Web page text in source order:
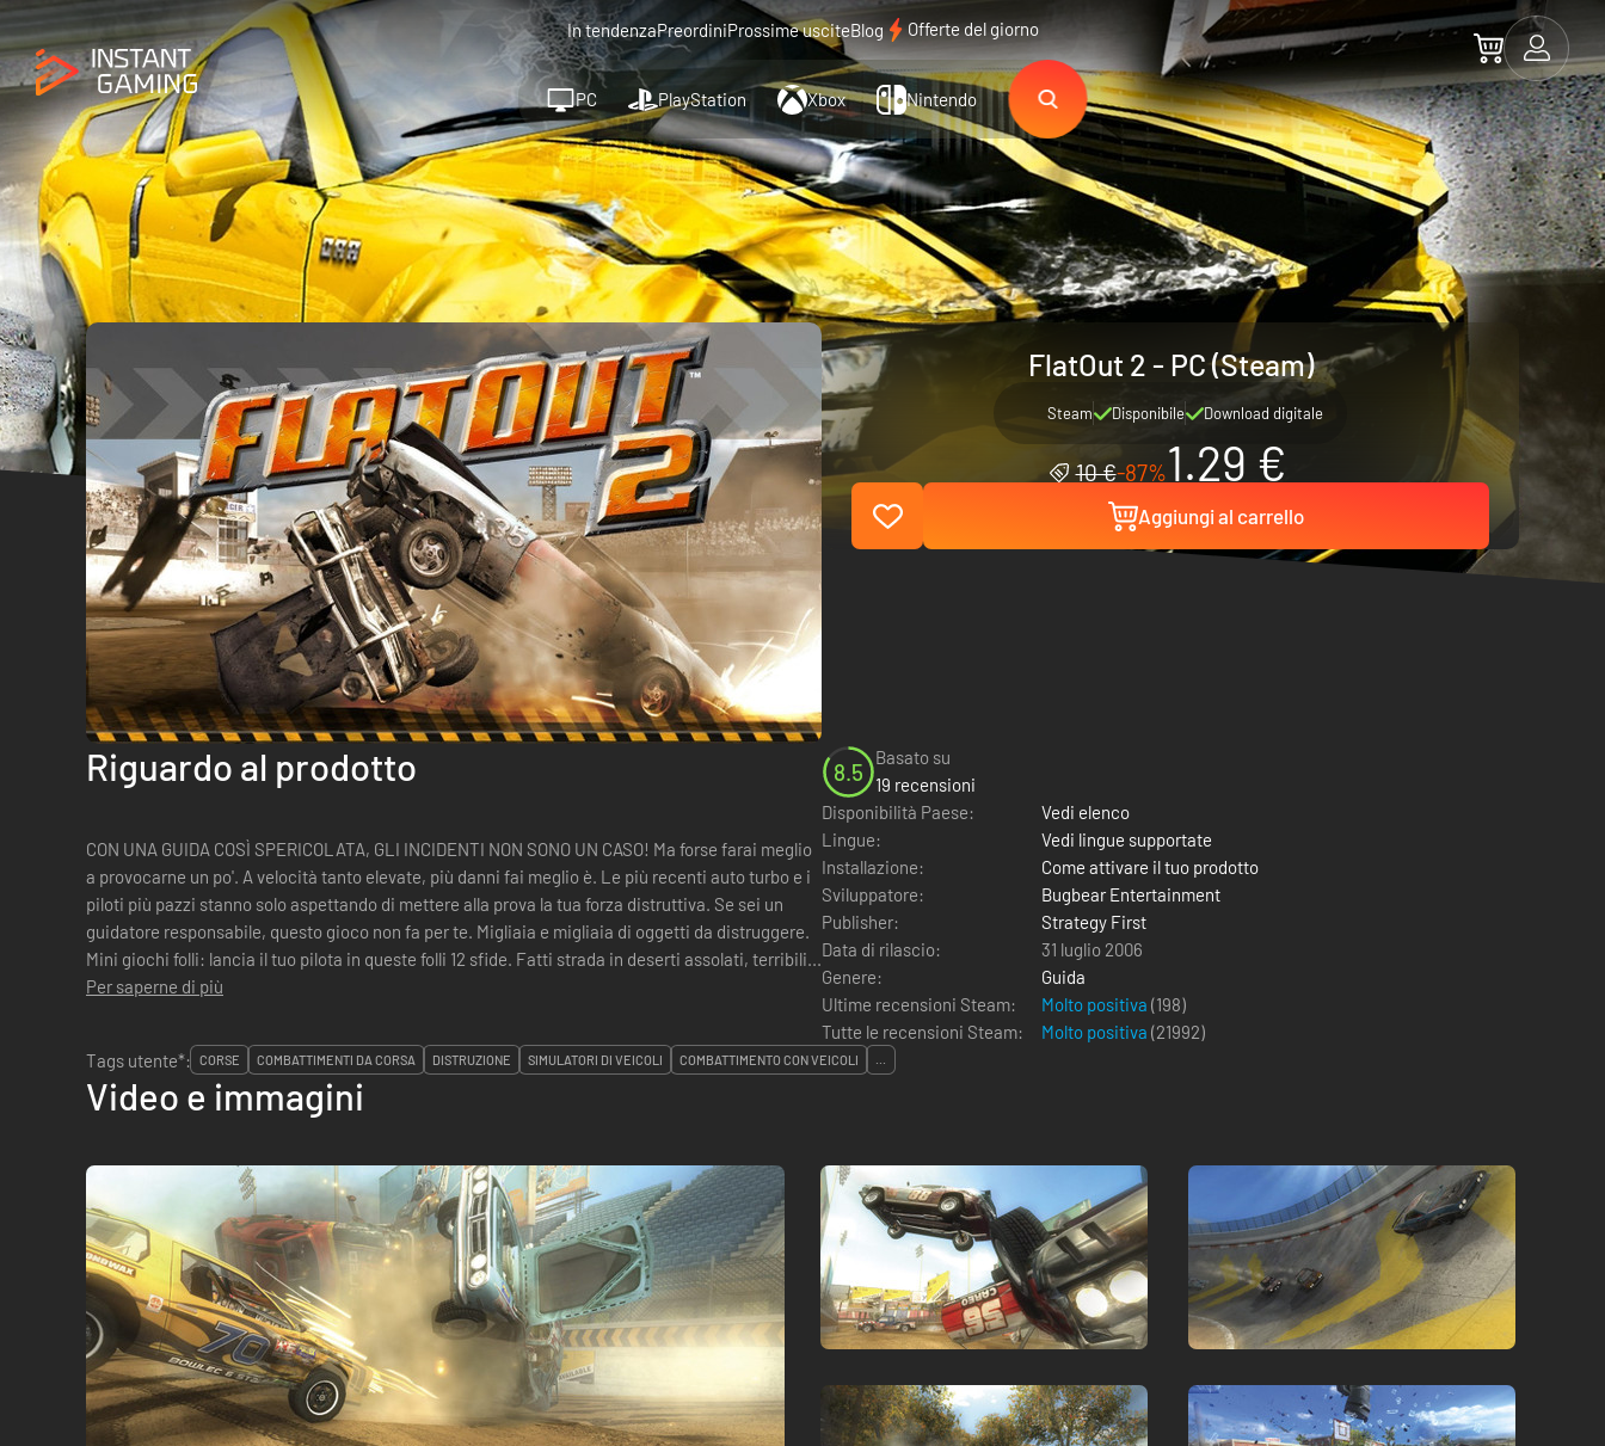
In tendenzaPreordiniProssime usciteBlog Offerte del giorno
PC PlayStation Xbox Nintendo
FlatOut 2 - PC (Steam)
Steam Disponibile Download digitale
10 €-87%1.29 €
Aggiungi al carrello
Riguardo al prodotto
CON UNA GUIDA COSÌ SPERICOLATA, GLI INCIDENTI NON SONO UN CASO! Ma forse farai meglio
a provocarne un po'. A velocità tanto elevate, più danni fai meglio è. Le più recenti auto turbo e i
piloti più pazzi stanno solo aspettando di mettere alla prova la tua forza distruttiva. Se sei un
guidatore responsabile, questo gioco non fa per te. Migliaia e migliaia di oggetti da distruggere.
Mini giochi folli: lancia il tuo pilota in queste folli 12 sfide. Fatti strada in deserti assolati, terribili...
Per saperne di più
8.5
Basato su
19 recensioni
Disponibilità Paese:
Vedi elenco
Lingue:
Vedi lingue supportate
Installazione:
Come attivare il tuo prodotto
Sviluppatore:
Bugbear Entertainment
Publisher:
Strategy First
Data di rilascio:
31 luglio 2006
Genere:
Guida
Ultime recensioni Steam:
Molto positiva (198)
Tutte le recensioni Steam:
Molto positiva (21992)
Tags utente*:
CORSE COMBATTIMENTI DA CORSA DISTRUZIONE SIMULATORI DI VEICOLI COMBATTIMENTO CON VEICOLI ...
Video e immagini